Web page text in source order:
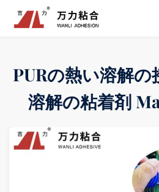
PURの熱い溶解
溶解の粘着剤